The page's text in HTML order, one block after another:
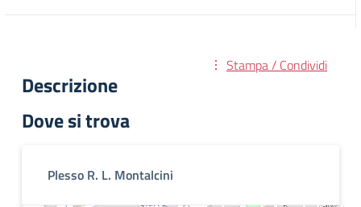
Stampa / Condividi
Descrizione
Dove si trova
Plesso R. L. Montalcini